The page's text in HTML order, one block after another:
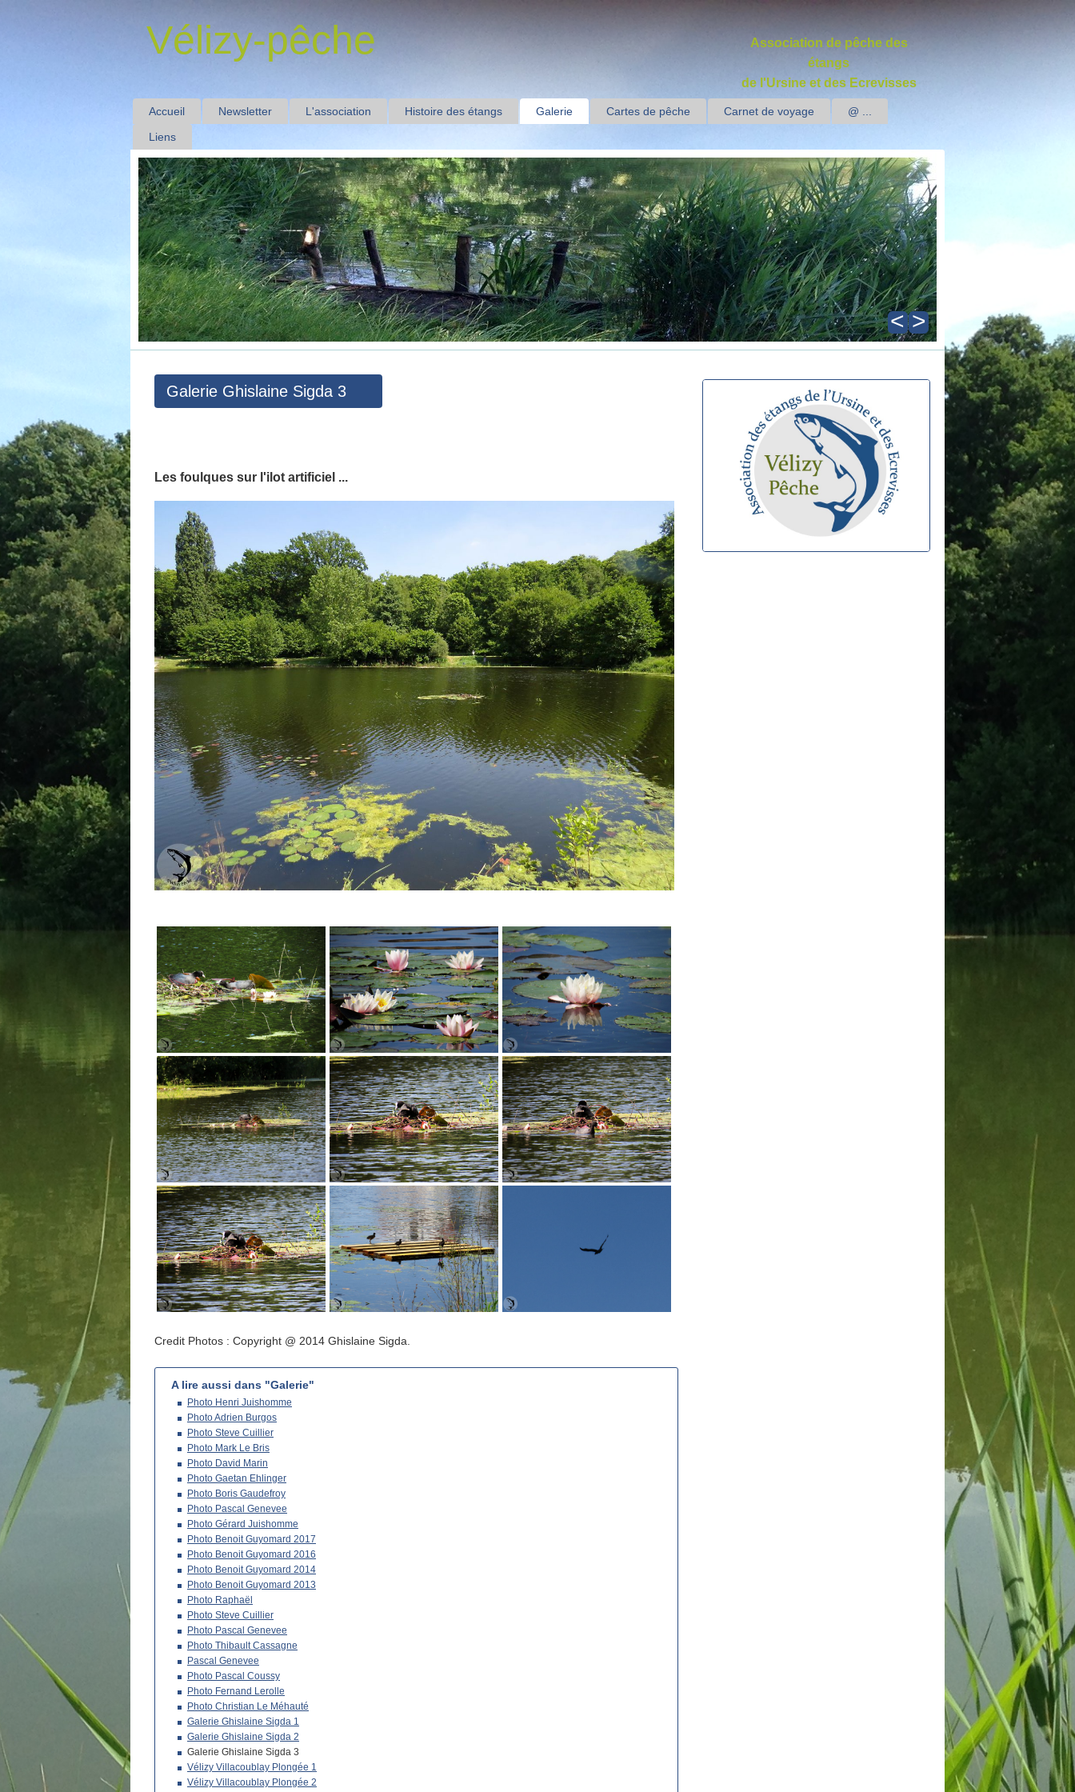
Vélizy-pêche
Association de pêche des
étangs
de l'Ursine et des Ecrevisses
Accueil Newsletter L'association Histoire des étangs Galerie Cartes de pêche Carnet de voyage
@ ...
Liens
< >
Galerie Ghislaine Sigda 3
Les foulques sur l'ilot artificiel ...
Credit Photos : Copyright @ 2014 Ghislaine Sigda.
A lire aussi dans "Galerie"
Photo Henri Juishomme
Photo Adrien Burgos
Photo Steve Cuillier
Photo Mark Le Bris
Photo David Marin
Photo Gaetan Ehlinger
Photo Boris Gaudefroy
Photo Pascal Genevee
Photo Gérard Juishomme
Photo Benoit Guyomard 2017
Photo Benoit Guyomard 2016
Photo Benoit Guyomard 2014
Photo Benoit Guyomard 2013
Photo Raphaël
Photo Steve Cuillier
Photo Pascal Genevee
Photo Thibault Cassagne
Pascal Genevee
Photo Pascal Coussy
Photo Fernand Lerolle
Photo Christian Le Méhauté
Galerie Ghislaine Sigda 1
Galerie Ghislaine Sigda 2
Galerie Ghislaine Sigda 3
Vélizy Villacoublay Plongée 1
Vélizy Villacoublay Plongée 2